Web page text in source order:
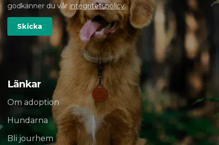
Länkar
Om adoption
Hundarna
Bli jourhem
godkänner du vår integritetspolicy.